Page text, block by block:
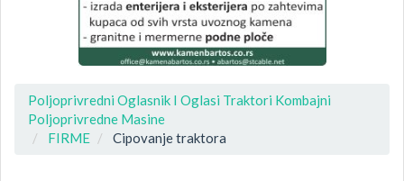
Poljoprivredni Oglasnik I Oglasi Traktori Kombajni
Poljoprivredne Masine
FIRME
Cipovanje traktora